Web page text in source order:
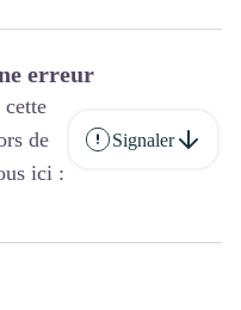
erreur
cette
de
ici :
Signaler